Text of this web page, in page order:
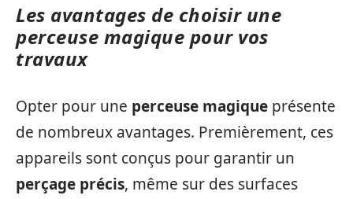
Les avantages de choisir une
perceuse magique pour vos
travaux
Opter pour une perceuse magique présente
de nombreux avantages. Premièrement, ces
appareils sont conçus pour garantir un
perçage précis, même sur des surfaces